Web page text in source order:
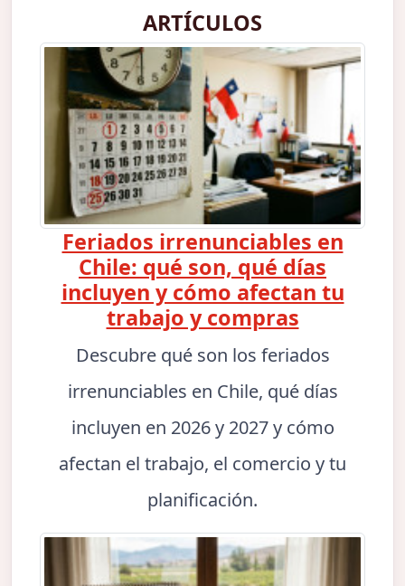
ARTÍCULOS
Feriados irrenunciables en
Chile: qué son, qué días
incluyen y cómo afectan tu
trabajo y compras
Descubre qué son los feriados
irrenunciables en Chile, qué días
incluyen en 2026 y 2027 y cómo
afectan el trabajo, el comercio y tu
planificación.